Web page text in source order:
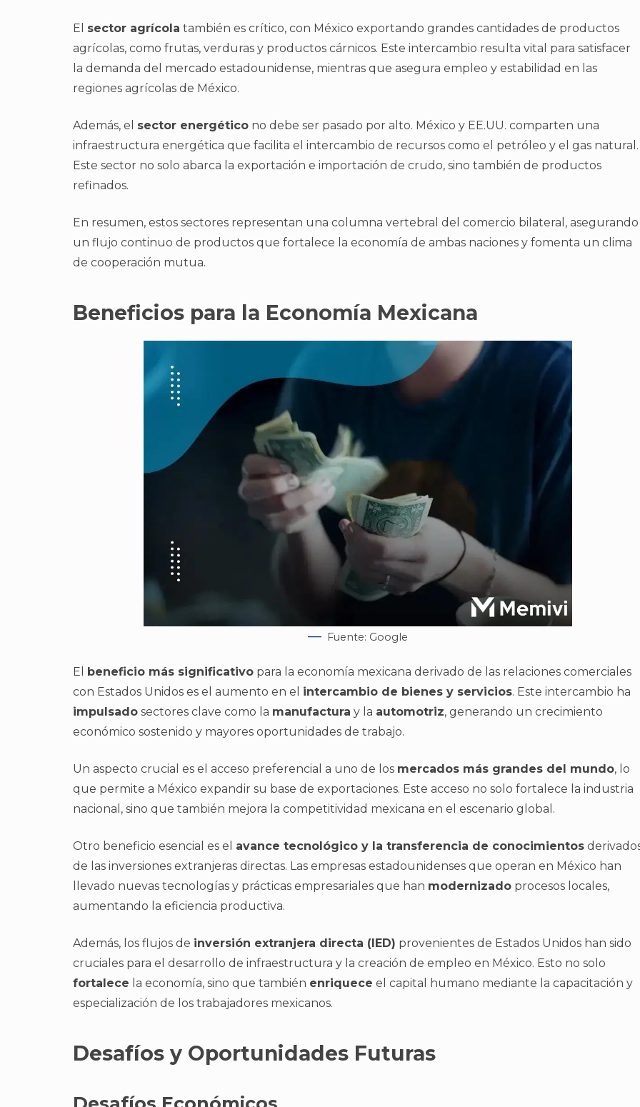
El sector agrícola también es crítico, con México exportando grandes cantidades de productos
agrícolas, como frutas, verduras y productos cárnicos. Este intercambio resulta vital para satisfacer
la demanda del mercado estadounidense, mientras que asegura empleo y estabilidad en las
regiones agrícolas de México.
Además, el sector energético no debe ser pasado por alto. México y EE.UU. comparten una
infraestructura energética que facilita el intercambio de recursos como el petróleo y el gas natural.
Este sector no solo abarca la exportación e importación de crudo, sino también de productos
refinados.
En resumen, estos sectores representan una columna vertebral del comercio bilateral, asegurando
un flujo continuo de productos que fortalece la economía de ambas naciones y fomenta un clima
de cooperación mutua.
Beneficios para la Economía Mexicana
Fuente: Google
El beneficio más significativo para la economía mexicana derivado de las relaciones comerciales
con Estados Unidos es el aumento en el intercambio de bienes y servicios. Este intercambio ha
impulsado sectores clave como la manufactura y la automotriz, generando un crecimiento
económico sostenido y mayores oportunidades de trabajo.
Un aspecto crucial es el acceso preferencial a uno de los mercados más grandes del mundo, lo
que permite a México expandir su base de exportaciones. Este acceso no solo fortalece la industria
nacional, sino que también mejora la competitividad mexicana en el escenario global.
Otro beneficio esencial es el avance tecnológico y la transferencia de conocimientos
de las inversiones extranjeras directas. Las empresas estadounidenses que operan en México han
llevado nuevas tecnologías y prácticas empresariales que han modernizado procesos locales,
aumentando la eficiencia productiva.
Además, los flujos de inversión extranjera directa (IED) provenientes de Estados Unidos han sido
cruciales para el desarrollo de infraestructura y la creación de empleo en México. Esto no solo
fortalece la economía, sino que también enriquece el capital humano mediante la capacitación y
especialización de los trabajadores mexicanos.
Desafíos y Oportunidades Futuras